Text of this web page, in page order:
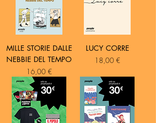
MILLE STORIE DALLE
NEBBIE DEL TEMPO
Prezzo
16,00 €
LUCY CORRE
Prezzo
18,00 €